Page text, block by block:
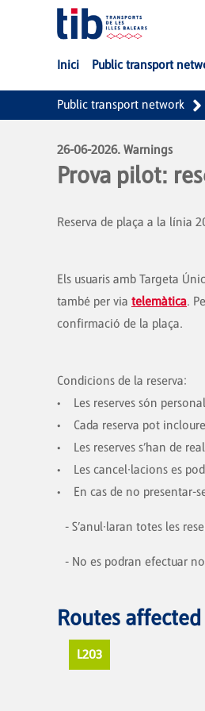
Skip to Main Content
Inici Public transport
Public transport network
26-06-2026. Warnings
Prova pilot:
Reserva de plaça a la línia
Els usuaris amb Targeta
també per via telemàtica.
confirmació de la plaça.
Condicions de la reserva:
• Les reserves són
• Cada reserva pot
• Les reserves s’han de
• Les cancel·lacions es
• En cas de no presentar-
- S’anul·laran totes les
- No es podran efectuar
Routes affected
L203